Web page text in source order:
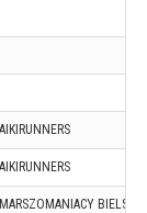
AIKIRUNNERS
AIKIRUNNERS
MARSZOMANIACY BIELSK